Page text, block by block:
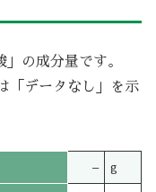
の成分量です。
データなし」を示
– g